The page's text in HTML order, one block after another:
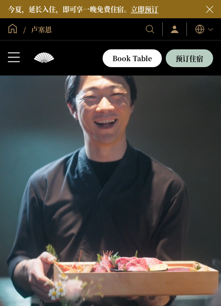
今夏，延长入住，即可享一晚免费住宿。 立即预订
全球首页
卢塞恩
我
们
的
酒
登
录/
即
加
入
语
言
Book Table 预订住宿